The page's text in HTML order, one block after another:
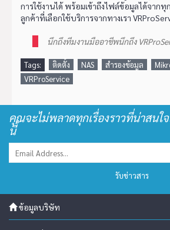
การใช้งานได้ พร้อมเข้าถึงไฟล์ข้อมูลได้จาก
ลูกค้าที่เลือกใช้บริการจากทางเรา
นึกถึงทีมงานมืออาชีพนึกถึง
Tags: ติดตั้ง NAS สำรองข้อมูล
VRProService
คุณจะไม่พลาดทุกเรื่องราวที่น่าสนใ
นี้
รับข่าวสาร
ข้อมูลบริษัท